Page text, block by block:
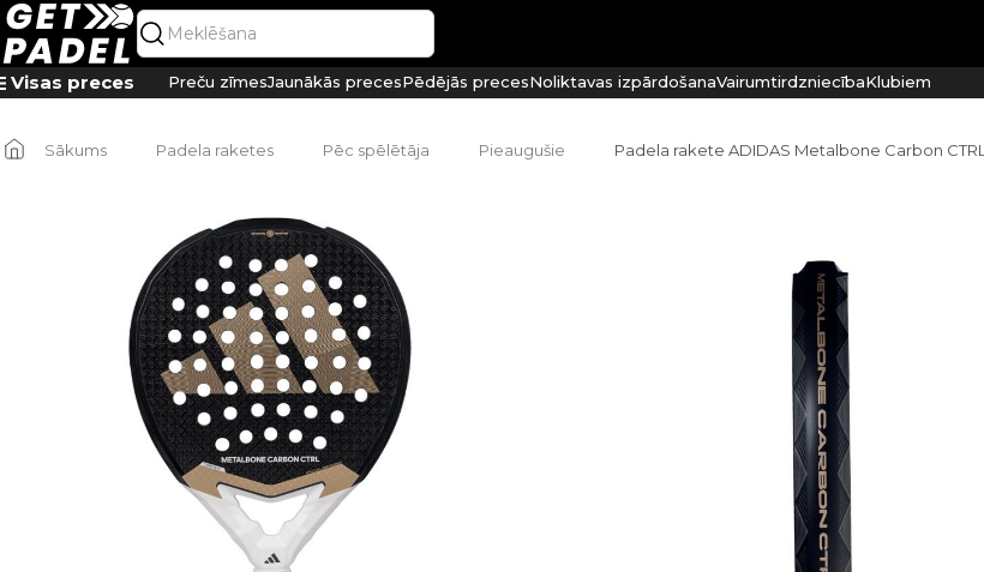
Visas preces Preču zīmesJaunākās precesPēdējās precesNoliktavas izpārdošanaVairumtirdzniecībaKlubiem
Sākums Padela raketes Pēc spēlētāja Pieaugušie Padela rakete ADIDAS Metalbone Carbon